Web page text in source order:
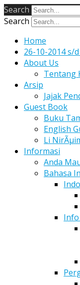
Search
Search
Home
26-10-2014 s/
About Us
Tentang
Arsip
Jajak
Guest Book
Buku
English
Li
Informasi
Anda
Bahasa